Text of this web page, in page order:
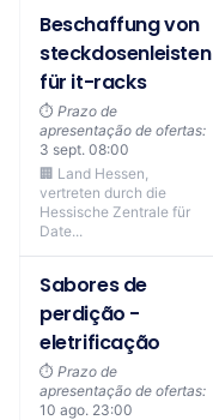
Beschaffung von
steckdosenleisten
für it-racks
⏱️ Prazo de
apresentação de ofertas:
3 sept. 08:00
🏢 Land Hessen,
vertreten durch die
Hessische Zentrale für
Date...
Sabores de
perdição -
eletrificação
⏱️ Prazo de
apresentação de ofertas:
10 ago. 23:00